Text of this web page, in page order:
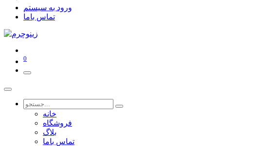
ورود به سیستم
تماس باما
0
خانه
فروشگاه
بلاگ
تماس باما